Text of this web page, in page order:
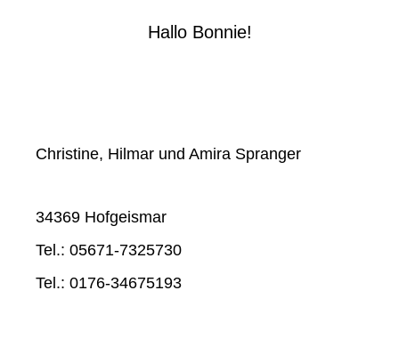
Hallo Bonnie!
Christine, Hilmar und Amira Spranger
34369 Hofgeismar
Tel.: 05671-7325730
Tel.: 0176-34675193